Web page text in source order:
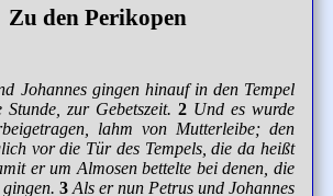
Zu den Perikopen
Johannes gingen hinauf in den Tempel
zur Gebetszeit. 2 Und es wurde
lahm von Mutterleibe; den
vor die Tür des Tempels, die da heißt
er um Almosen bettelte bei denen, die
3 Als er nun Petrus und Johannes